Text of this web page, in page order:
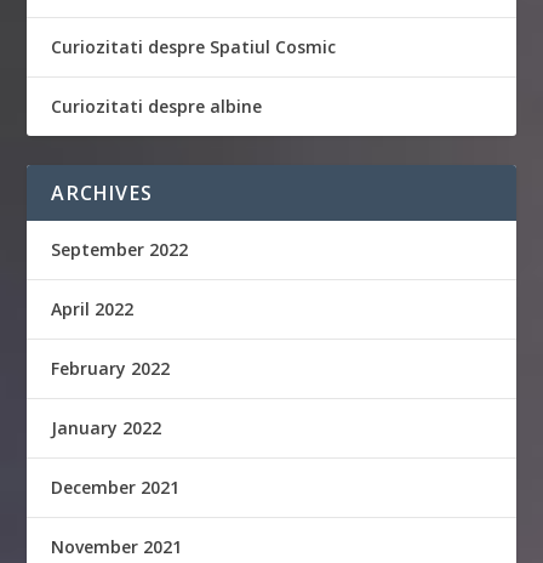
Curiozitati despre Spatiul Cosmic
Curiozitati despre albine
ARCHIVES
September 2022
April 2022
February 2022
January 2022
December 2021
November 2021